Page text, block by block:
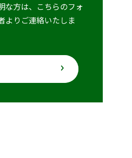
な方は、こちらのフォ
よりご連絡いたしま